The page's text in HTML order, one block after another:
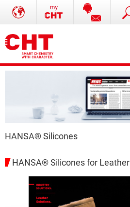
HANSA® Silicones
HANSA® Silicones for Leather